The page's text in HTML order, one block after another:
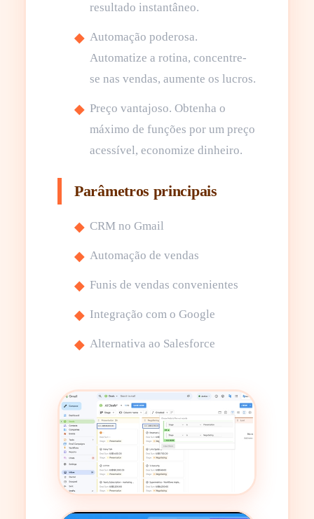
resultado instantâneo.
Automação poderosa.
Automatize a rotina, concentre-
se nas vendas, aumente os lucros.
Preço vantajoso. Obtenha o
máximo de funções por um preço
acessível, economize dinheiro.
Parâmetros principais
CRM no Gmail
Automação de vendas
Funis de vendas convenientes
Integração com o Google
Alternativa ao Salesforce